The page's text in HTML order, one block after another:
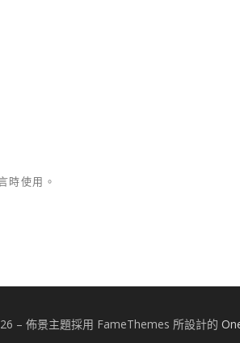
時使用。
– 佈景主題採用 FameThemes 所設計的